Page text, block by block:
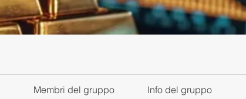
Membri del gruppo Info del gruppo